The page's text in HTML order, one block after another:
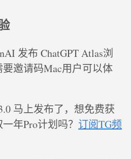
发布 ChatGPT Atlas浏
邀请码Mac用户可以体
马上发布了，想免费获
年Pro计划吗？ 订阅TG频